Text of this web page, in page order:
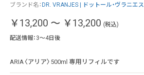
ブランド名： DR. VRANJES | ドットール・ヴラニエス
￥13,200 ～ ￥13,200 (税込)
配送情報：3～4日後
ARIA〈アリア〉500ml 専用リフィルです